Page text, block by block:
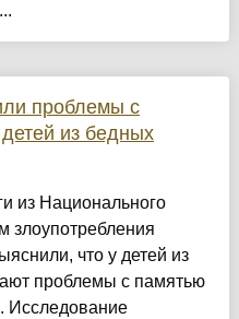
проблемы с
из бедных
из Национального
злоупотребления
что у детей из
проблемы с памятью
Исследование